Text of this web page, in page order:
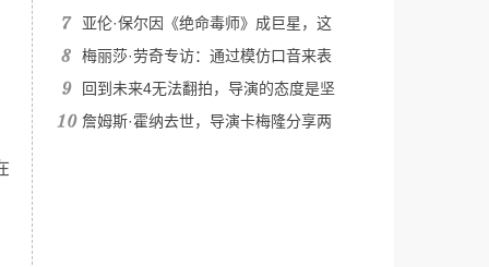
亚伦·保尔因《绝命毒师》成巨星，这
梅丽莎·劳奇专访：通过模仿口音来表
回到未来4无法翻拍，导演的态度是坚
詹姆斯·霍纳去世，导演卡梅隆分享两